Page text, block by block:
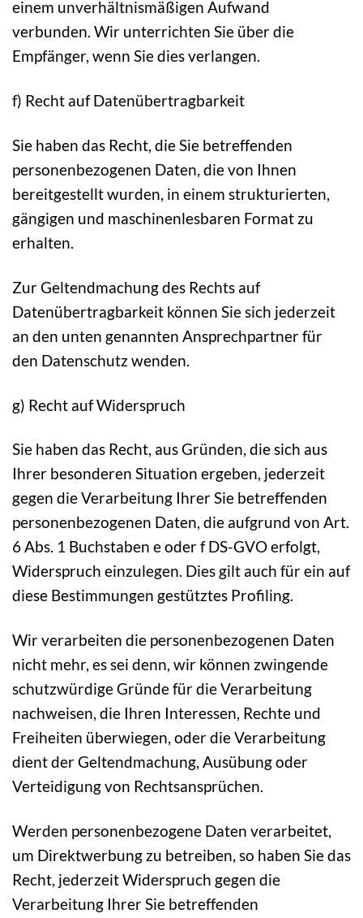
einem unverhältnismäßigen Aufwand
verbunden. Wir unterrichten Sie über die
Empfänger, wenn Sie dies verlangen.
f) Recht auf Datenübertragbarkeit
Sie haben das Recht, die Sie betreffenden
personenbezogenen Daten, die von Ihnen
bereitgestellt wurden, in einem strukturierten,
gängigen und maschinenlesbaren Format zu
erhalten.
Zur Geltendmachung des Rechts auf
Datenübertragbarkeit können Sie sich jederzeit
an den unten genannten Ansprechpartner für
den Datenschutz wenden.
g) Recht auf Widerspruch
Sie haben das Recht, aus Gründen, die sich aus
Ihrer besonderen Situation ergeben, jederzeit
gegen die Verarbeitung Ihrer Sie betreffenden
personenbezogenen Daten, die aufgrund von Art.
6 Abs. 1 Buchstaben e oder f DS-GVO erfolgt,
Widerspruch einzulegen. Dies gilt auch für ein auf
diese Bestimmungen gestütztes Profiling.
Wir verarbeiten die personenbezogenen Daten
nicht mehr, es sei denn, wir können zwingende
schutzwürdige Gründe für die Verarbeitung
nachweisen, die Ihren Interessen, Rechte und
Freiheiten überwiegen, oder die Verarbeitung
dient der Geltendmachung, Ausübung oder
Verteidigung von Rechtsansprüchen.
Werden personenbezogene Daten verarbeitet,
um Direktwerbung zu betreiben, so haben Sie das
Recht, jederzeit Widerspruch gegen die
Verarbeitung Ihrer Sie betreffenden